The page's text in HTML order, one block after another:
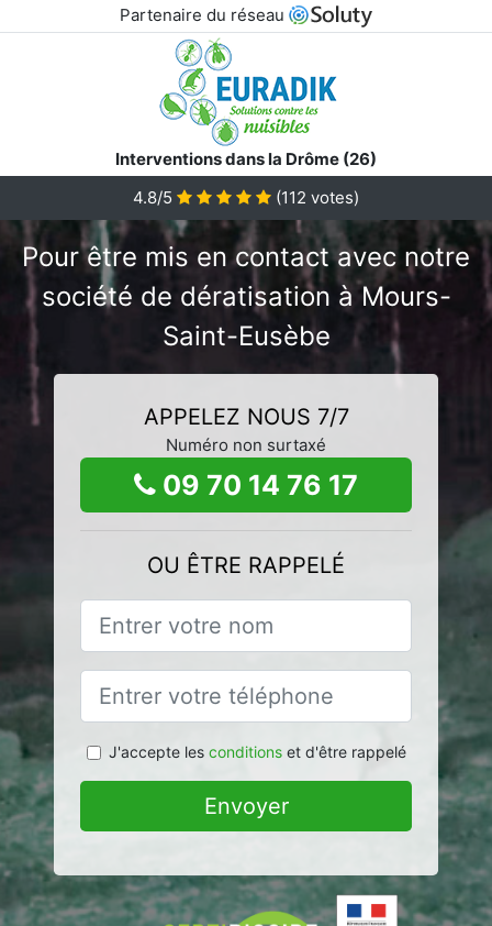
Partenaire du réseau
Interventions dans la Drôme (26)
4.8/5
(112 votes)
Pour être mis en contact avec notre
société de dératisation à Mours-
Saint-Eusèbe
APPELEZ NOUS 7/7
Numéro non surtaxé
09 70 14 76 17
OU ÊTRE RAPPELÉ
J'accepte les conditionset d'être rappelé
Envoyer